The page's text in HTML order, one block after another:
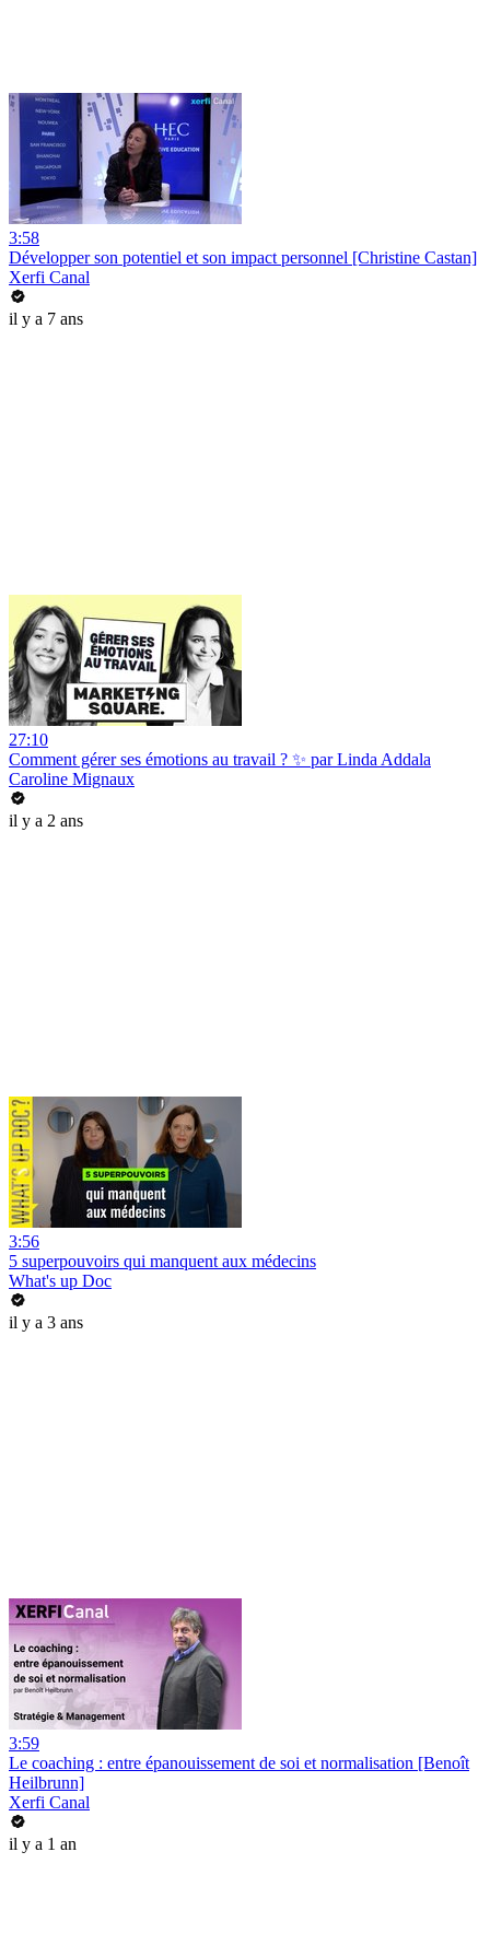
3:58
Développer son potentiel et son impact personnel [Christine Castan]
Xerfi Canal
il y a 7 ans
27:10
Comment gérer ses émotions au travail ? ✨ par Linda Addala
Caroline Mignaux
il y a 2 ans
3:56
5 superpouvoirs qui manquent aux médecins
What's up Doc
il y a 3 ans
3:59
Le coaching : entre épanouissement de soi et normalisation [Benoît
Heilbrunn]
Xerfi Canal
il y a 1 an